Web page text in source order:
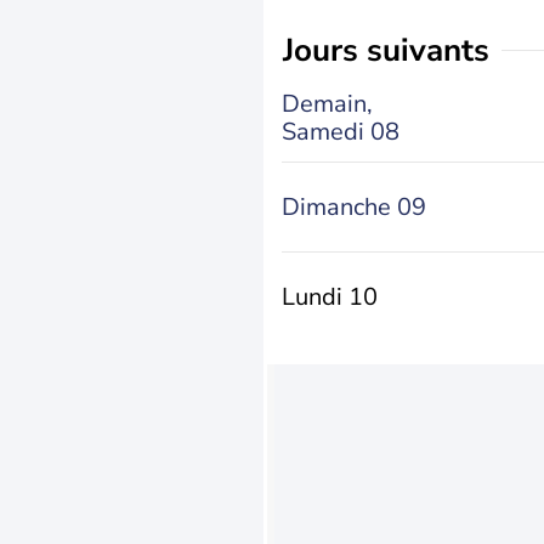
jours suivants
Demain,
Samedi 08
Dimanche 09
Lundi 10